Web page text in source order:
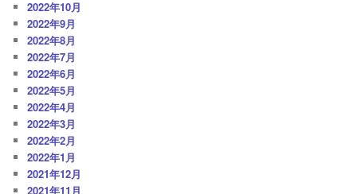
2022年10月
2022年9月
2022年8月
2022年7月
2022年6月
2022年5月
2022年4月
2022年3月
2022年2月
2022年1月
2021年12月
2021年11月